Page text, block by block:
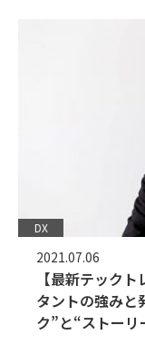
DX
2021.07.06
【最新テック
タントの強みと
ク”と“ストーリ